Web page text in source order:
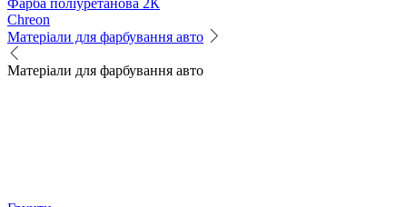
Chreon
Матеріали для фарбування авто
Матеріали для фарбування авто